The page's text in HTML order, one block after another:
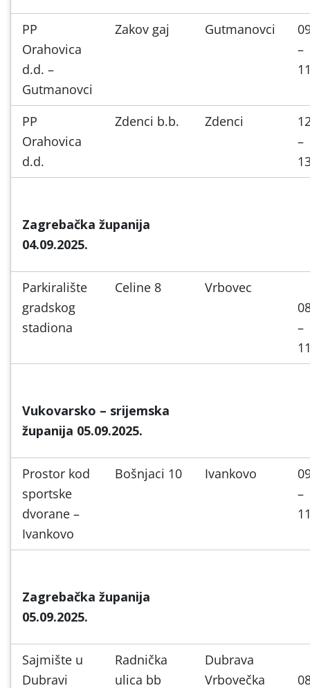
PP
Orahovica
d.d. –
Gutmanovci
Zakov gaj Gutmanovci
–
PP
Orahovica
d.d.
Zdenci b.b. Zdenci
–
Zagrebačka županija
04.09.2025.
Parkiralište
gradskog
stadiona
Celine 8
Vrbovec
–
Vukovarsko – srijemska
županija 05.09.2025.
Prostor kod
sportske
dvorane –
Ivankovo
Bošnjaci 10 Ivankovo
–
Zagrebačka županija
05.09.2025.
Sajmište u
Dubravi
Radnička
ulica bb
Dubrava
Vrbovečka